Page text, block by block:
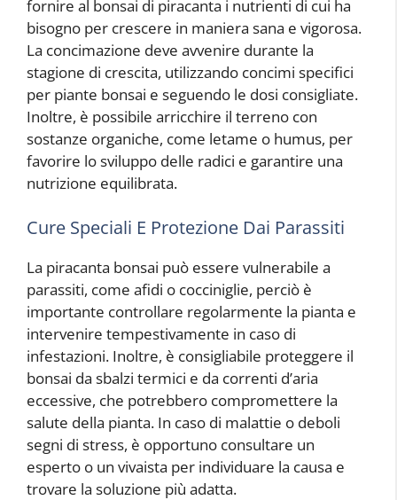
fornire al bonsai di piracanta i nutrienti di cui ha
bisogno per crescere in maniera sana e vigorosa.
La concimazione deve avvenire durante la
stagione di crescita, utilizzando concimi specifici
per piante bonsai e seguendo le dosi consigliate.
Inoltre, è possibile arricchire il terreno con
sostanze organiche, come letame o humus, per
favorire lo sviluppo delle radici e garantire una
nutrizione equilibrata.
Cure Speciali E Protezione Dai Parassiti
La piracanta bonsai può essere vulnerabile a
parassiti, come afidi o cocciniglie, perciò è
importante controllare regolarmente la pianta e
intervenire tempestivamente in caso di
infestazioni. Inoltre, è consigliabile proteggere il
bonsai da sbalzi termici e da correnti d’aria
eccessive, che potrebbero compromettere la
salute della pianta. In caso di malattie o deboli
segni di stress, è opportuno consultare un
esperto o un vivaista per individuare la causa e
trovare la soluzione più adatta.